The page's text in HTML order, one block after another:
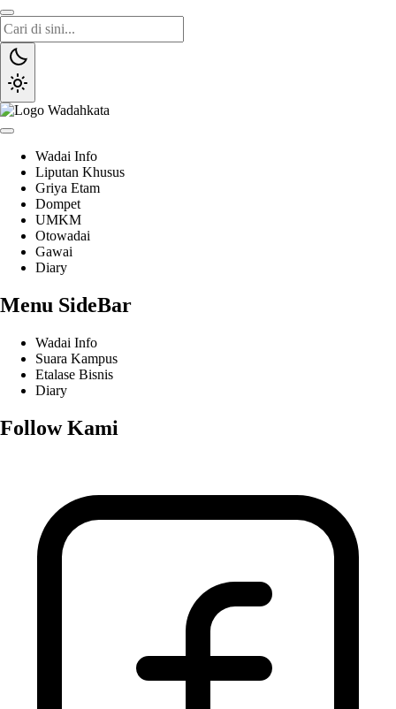
Wadai Info
Liputan Khusus
Griya Etam
Dompet
UMKM
Otowadai
Gawai
Diary
Menu SideBar
Wadai Info
Suara Kampus
Etalase Bisnis
Diary
Follow Kami